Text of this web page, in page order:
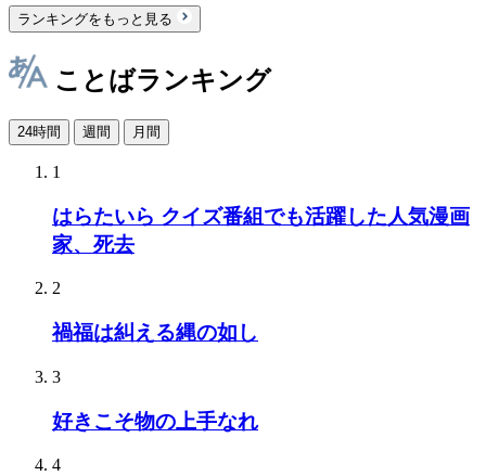
ランキングをもっと見る
ことばランキング
24時間 週間 月間
1
はらたいら クイズ番組でも活躍した人気漫画
家、死去
2
禍福は糾える縄の如し
3
好きこそ物の上手なれ
4